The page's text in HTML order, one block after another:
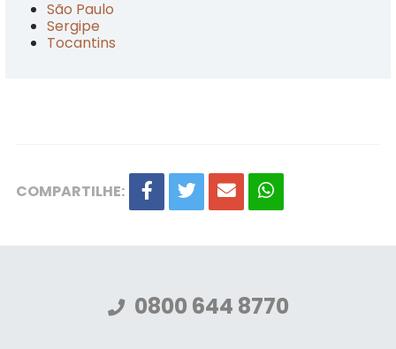
São Paulo
Sergipe
Tocantins
COMPARTILHE:
0800 644 8770